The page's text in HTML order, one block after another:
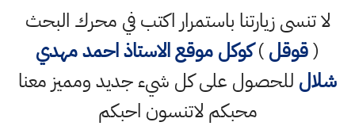
لا تنسى زيارتنا باستمرار اكتب في محرك البحث
(قوقل)كوكلموقع الاستاذ احمد مهدي
شلال للحصول على كل شيء جديد ومميز معنا
محبكم لاتنسون احبكم